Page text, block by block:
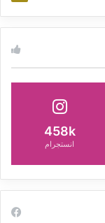
458k
انستجرام